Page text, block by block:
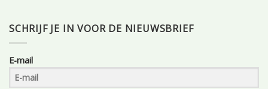
SCHRIJF JE IN VOOR DE NIEUWSBRIEF
E-mail